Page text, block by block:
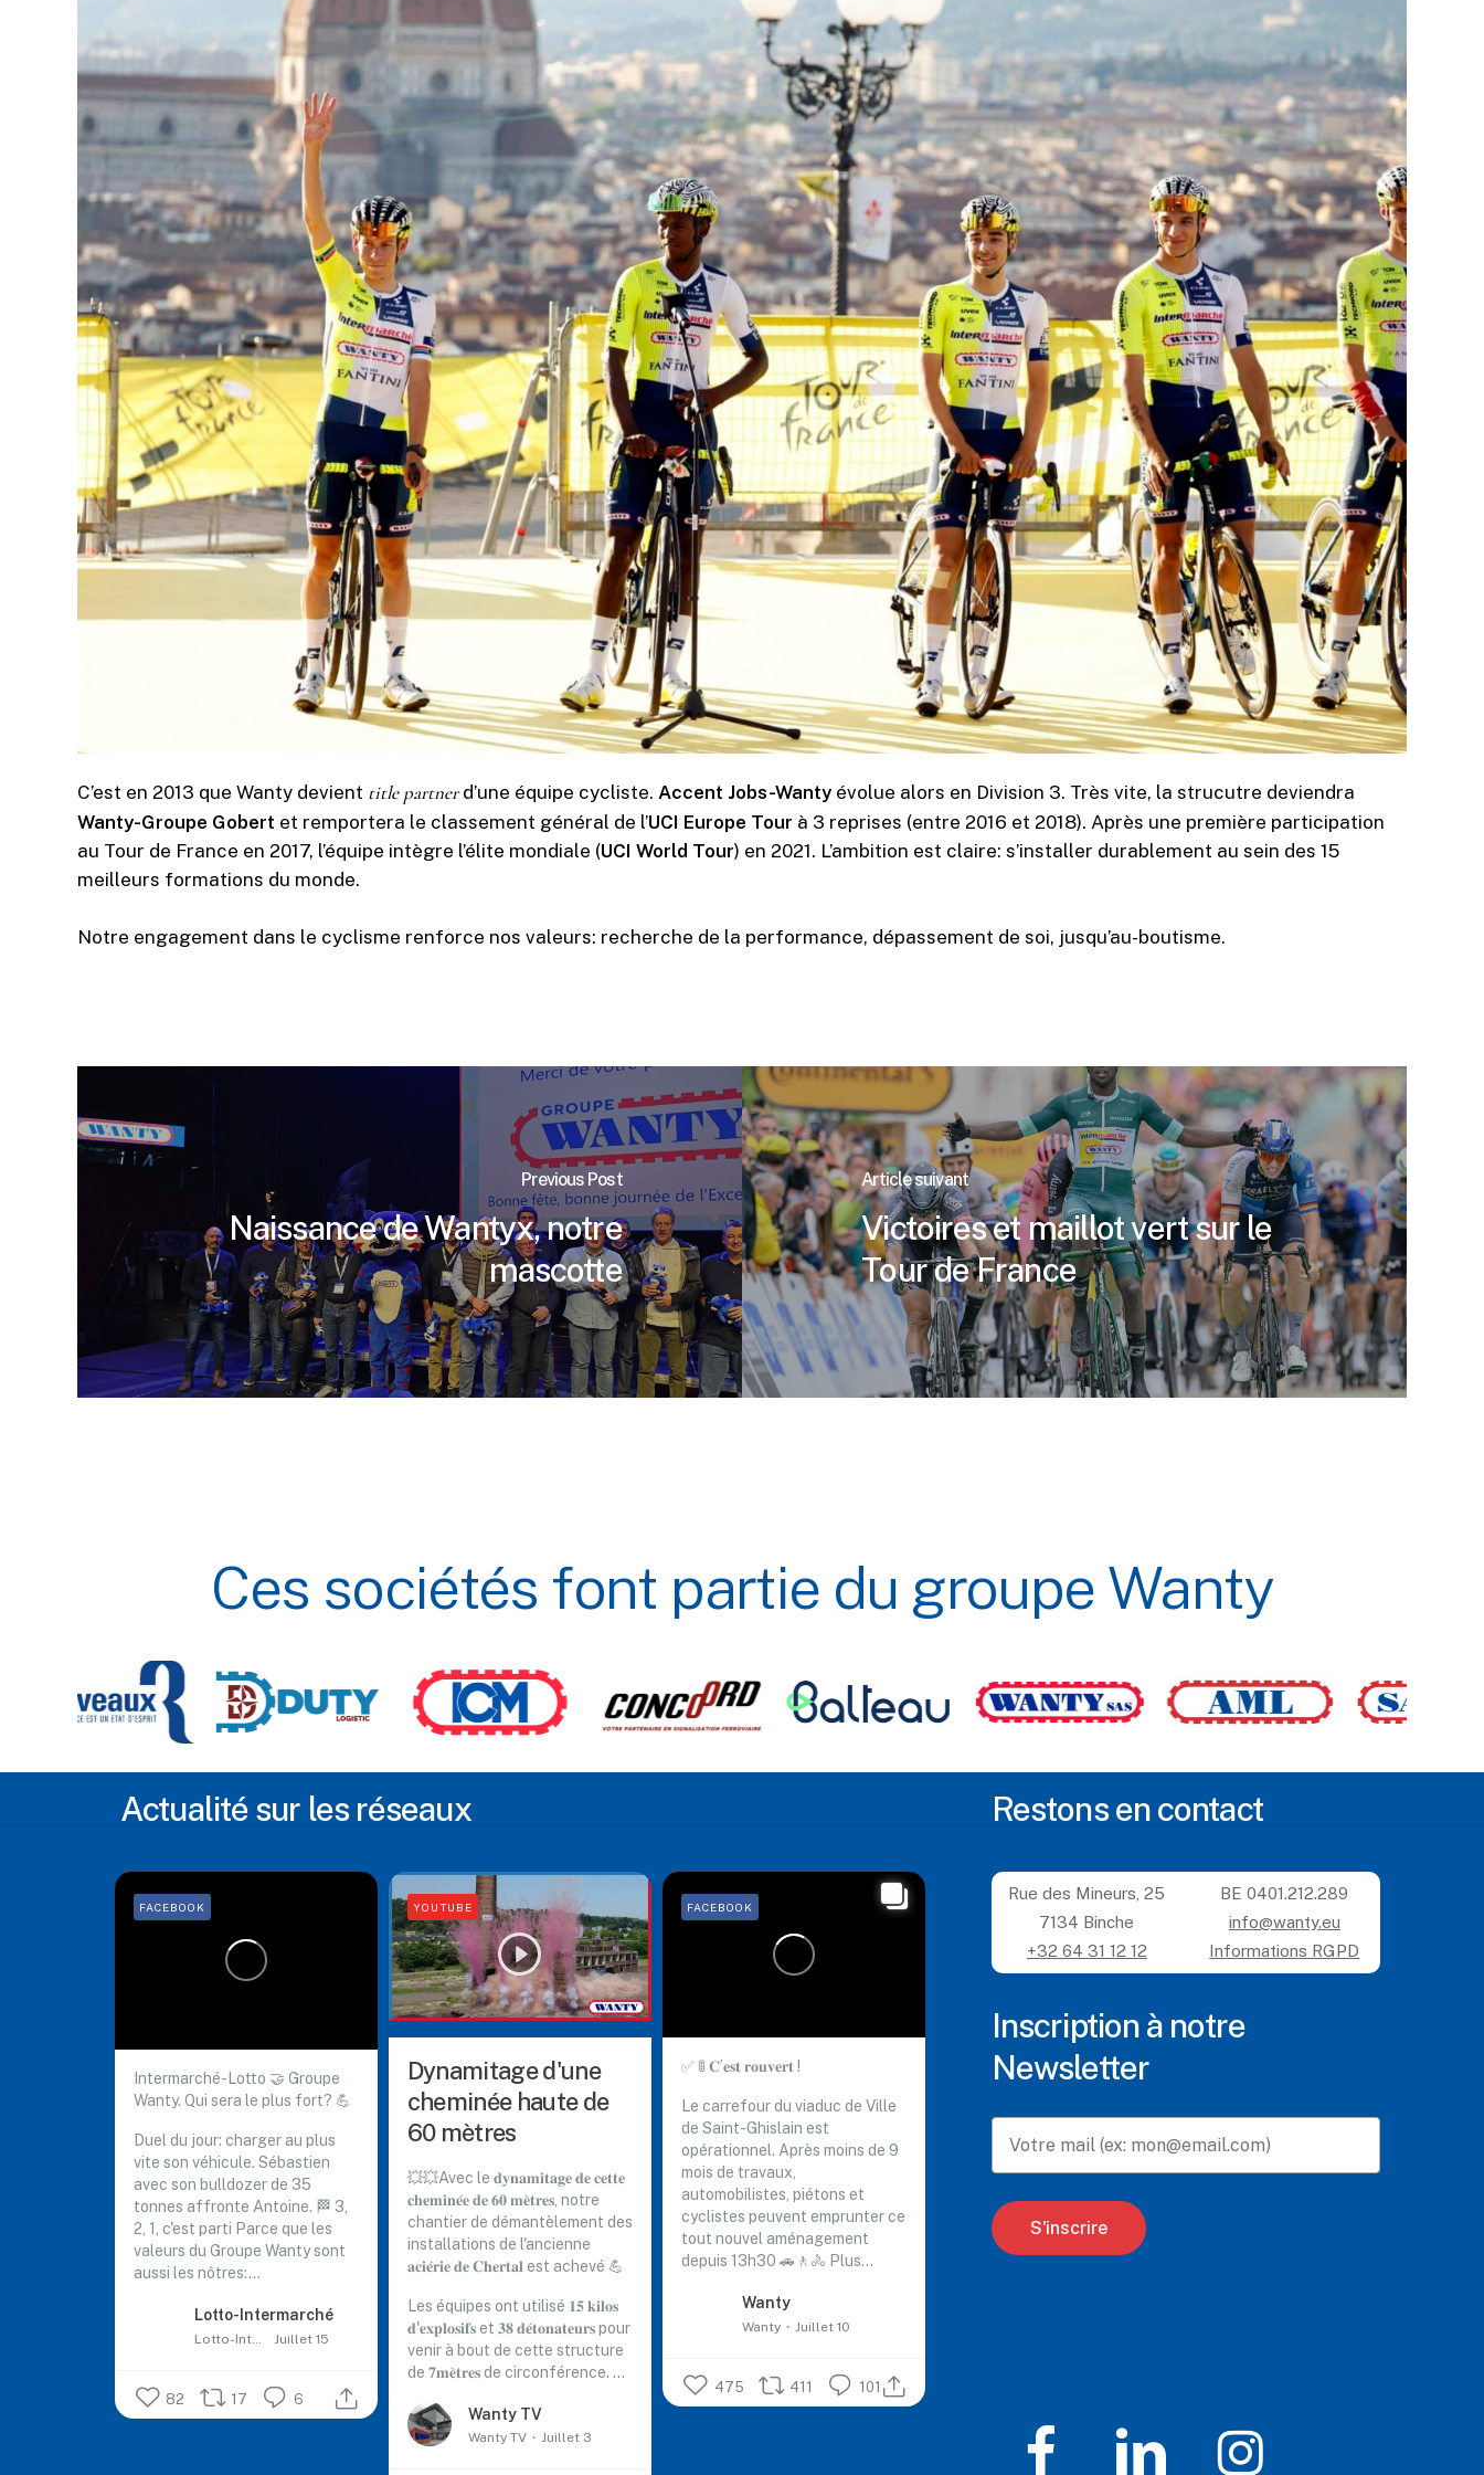
C’est en 2013 que Wanty devient title partnerd’une équipe cycliste. Accent Jobs-Wanty évolue alors en Division 3. Très vite, la strucutre deviendra
Wanty-Groupe Gobert et remportera le classement général de l’UCI Europe Tour à 3 reprises (entre 2016 et 2018). Après une première participation
au Tour de France en 2017, l’équipe intègre l’élite mondiale (UCI World Tour) en 2021. L’ambition est claire: s’installer durablement au sein des 15
meilleurs formations du monde.
Notre engagement dans le cyclisme renforce nos valeurs: recherche de la performance, dépassement de soi, jusqu’au-boutisme.
Previous Post
Naissance de Wantyx, notre
mascotte
Article suivant
Victoires et maillot vert sur le
Tour de France
Ces sociétés font partie du groupe Wanty
Actualité sur les réseaux Restons en contact
Intermarché-Lotto 🤝 Groupe
Wanty. Qui sera le plus fort? 💪
Duel du jour: charger au plus
vite son véhicule. Sébastien
avec son bulldozer de 35
tonnes affronte Antoine. 🏁 3,
2, 1, c'est parti Parce que les
valeurs du Groupe Wanty sont
aussi les nôtres:...
Lotto-Intermarché
Lotto-Intermarché Juillet 15
FACEBOOK
82 17 6
Dynamitage d'une
cheminée haute de
60 mètres
💥💥Avec le 𝐝𝐲𝐧𝐚𝐦𝐢𝐭𝐚𝐠𝐞 𝐝𝐞 𝐜𝐞𝐭𝐭𝐞
𝐜𝐡𝐞𝐦𝐢𝐧𝐞́𝐞 𝐝𝐞 𝟔𝟎 𝐦𝐞̀𝐭𝐫𝐞𝐬, notre
chantier de démantèlement des
installations de l'ancienne
𝐚𝐜𝐢𝐞́𝐫𝐢𝐞 𝐝𝐞 𝐂𝐡𝐞𝐫𝐭𝐚𝐥 est achevé 💪
Les équipes ont utilisé 𝟏𝟓 𝐤𝐢𝐥𝐨𝐬
𝐝'𝐞𝐱𝐩𝐥𝐨𝐬𝐢𝐟𝐬 et 𝟑𝟖 𝐝𝐞́𝐭𝐨𝐧𝐚𝐭𝐞𝐮𝐫𝐬 pour
venir à bout de cette structure
de 𝟕𝐦𝐞̀𝐭𝐫𝐞𝐬 de circonférence. ...
Wanty TV
Wanty TV Juillet 3
YOUTUBE
✅ 🚦 𝐂’𝐞𝐬𝐭 𝐫𝐨𝐮𝐯𝐞𝐫𝐭 !
Le carrefour du viaduc de Ville
de Saint-Ghislain est
opérationnel. Après moins de 9
mois de travaux,
automobilistes, piétons et
cyclistes peuvent emprunter ce
tout nouvel aménagement
depuis 13h30 🚗🚶🚴 Plus...
Wanty
Wanty Juillet 10
FACEBOOK
475 411 101
Rue des Mineurs, 25
7134 Binche
+32 64 31 12 12
BE 0401.212.289
info@wanty.eu
Informations RGPD
Inscription à notre
Newsletter